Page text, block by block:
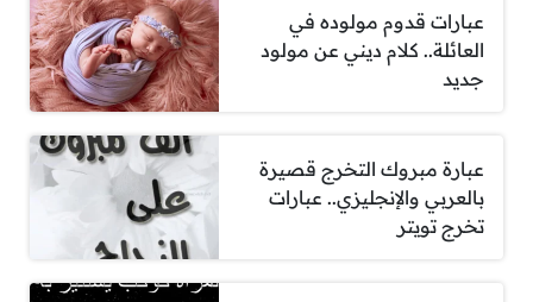
عبارات قدوم مولوده في
العائلة.. كلام ديني عن مولود
جديد
عبارة مبروك التخرج قصيرة
بالعربي والإنجليزي.. عبارات
تخرج تويتر